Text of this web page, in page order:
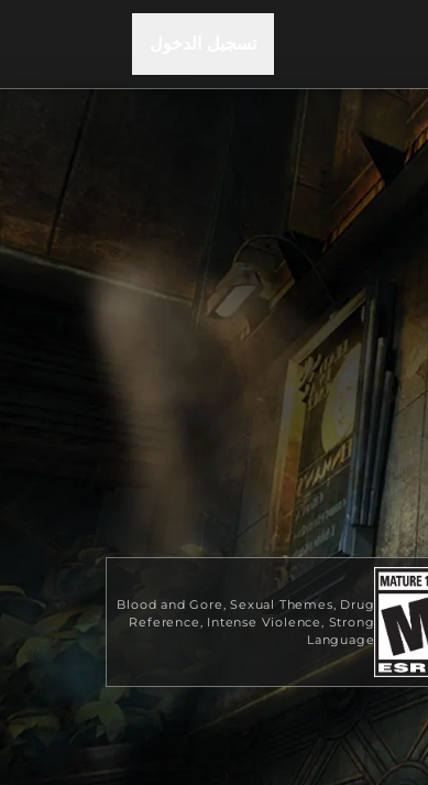
Blood and Gore Sexual Themes Drug
Reference
Intense Violence Strong
Language